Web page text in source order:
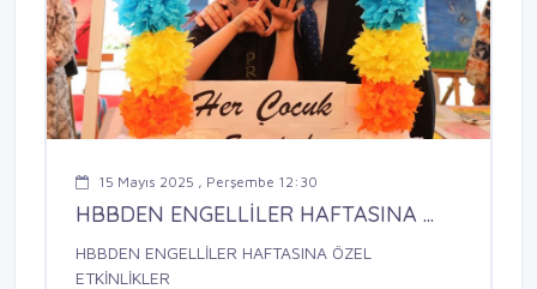
15 Mayıs 2025 , Perşembe 12:30
HBBDEN ENGELLİLER HAFTASINA ...
HBBDEN ENGELLİLER HAFTASINA ÖZEL
ETKİNLİKLER